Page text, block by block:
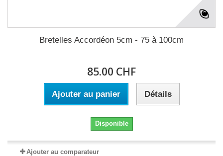
Bretelles Accordéon 5cm - 75 à 100cm
85.00 CHF
Ajouter au panier Détails
Disponible
Ajouter au comparateur